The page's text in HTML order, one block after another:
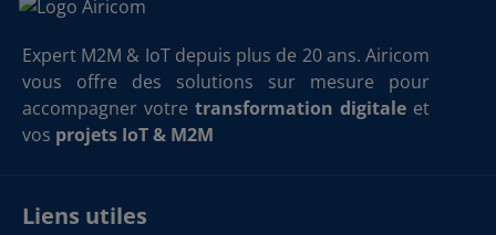
Expert M2M & IoT depuis plus de 20 ans. Airicom
vous offre des solutions sur mesure pour
accompagner votre transformation digitale et
vos projets IoT & M2M
Liens utiles